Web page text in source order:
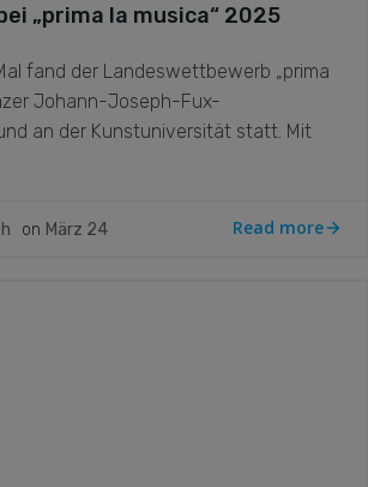
„prima la musica“ 2025
fand der Landeswettbewerb „prima
Johann-Joseph-Fux-
an der Kunstuniversität statt. Mit
on März 24 Read more